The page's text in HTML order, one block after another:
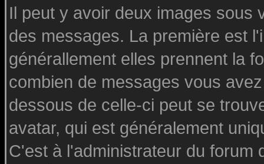
Il peut y avoir deux images sous
des messages. La première est
générallement elles prennent la
combien de messages vous
dessous de celle-ci peut se
avatar, qui est généralement
C'est à l'administrateur du forum